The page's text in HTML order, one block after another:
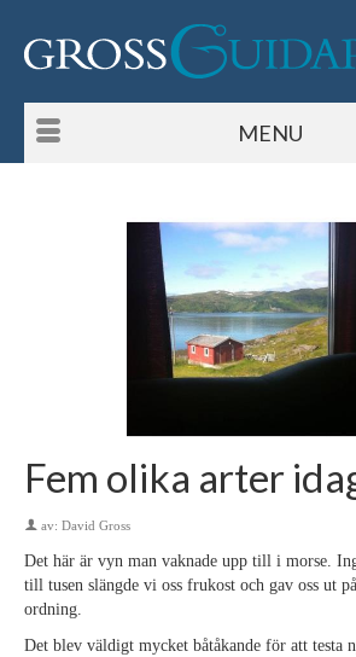
MENU
Fem olika arter
av: David Gross
Det här är vyn man vaknade upp till i morse.
till tusen slängde vi oss frukost och gav oss ut
ordning.
Det blev väldigt mycket båtåkande för att testa